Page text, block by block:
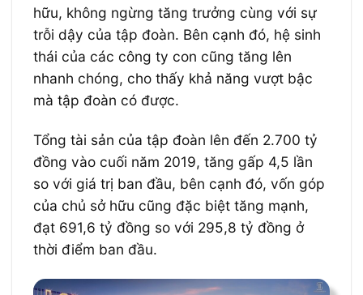
hữu, không ngừng tăng trưởng cùng với sự
trỗi dậy của tập đoàn. Bên cạnh đó, hệ sinh
thái của các công ty con cũng tăng lên
nhanh chóng, cho thấy khả năng vượt bậc
mà tập đoàn có được.
Tổng tài sản của tập đoàn lên đến 2.700 tỷ
đồng vào cuối năm 2019, tăng gấp 4,5 lần
so với giá trị ban đầu, bên cạnh đó, vốn góp
của chủ sở hữu cũng đặc biệt tăng mạnh,
đạt 691,6 tỷ đồng so với 295,8 tỷ đồng ở
thời điểm ban đầu.